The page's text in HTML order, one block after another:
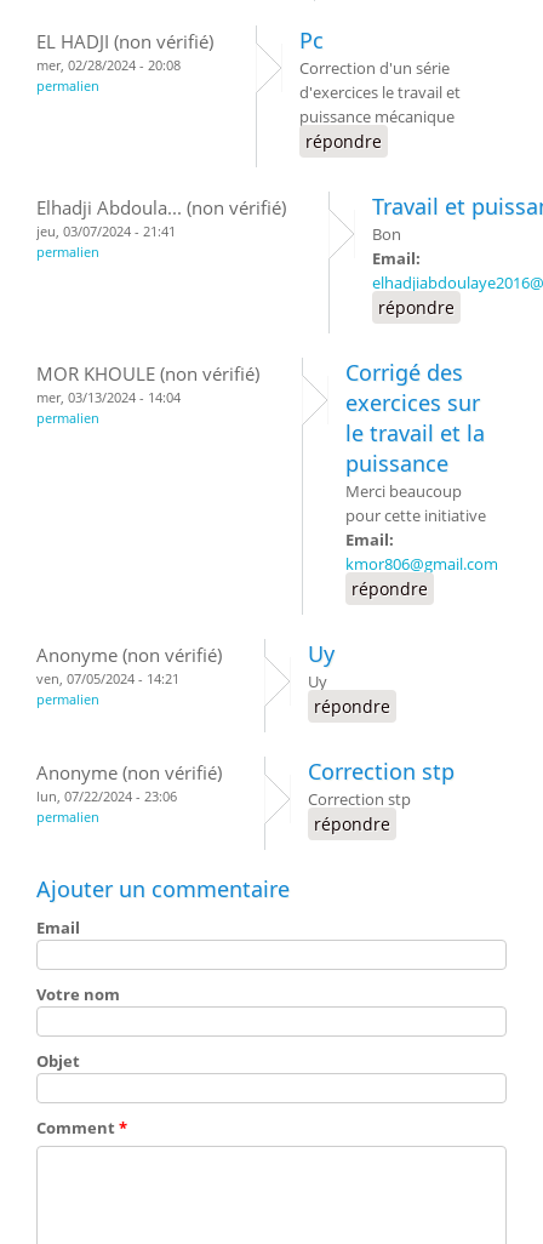
EL HADJI (non vérifié)
mer, 02/28/2024 - 20:08
permalien
Pc
Correction d'un série
d'exercices le travail et
puissance mécanique
répondre
Elhadji Abdoula... (non vérifié)
jeu, 03/07/2024 - 21:41
permalien
Travail et
Bon
Email:
répondre
MOR KHOULE (non vérifié)
mer, 03/13/2024 - 14:04
permalien
Corrigé des
exercices sur
le travail et la
puissance
Merci beaucoup
pour cette initiative
Email:
kmor806@gmail.com
répondre
Anonyme (non vérifié)
ven, 07/05/2024 - 14:21
permalien
Uy
Uy
répondre
Anonyme (non vérifié)
lun, 07/22/2024 - 23:06
permalien
Correction stp
Correction stp
répondre
Ajouter un commentaire
Email
Votre nom
Objet
Comment*